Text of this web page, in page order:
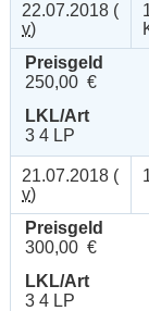
22.07.2018 (
v)
Preisgeld
250,00 €
LKL/Art
3 4 LP
21.07.2018 (
v)
Preisgeld
300,00 €
LKL/Art
3 4 LP